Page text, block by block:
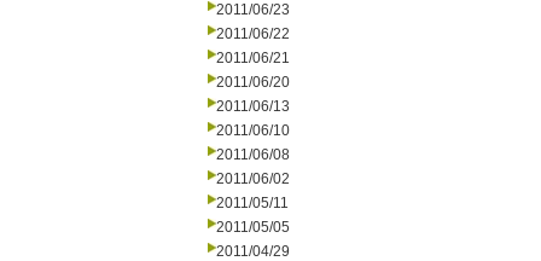
2011/06/23
2011/06/22
2011/06/21
2011/06/20
2011/06/13
2011/06/10
2011/06/08
2011/06/02
2011/05/11
2011/05/05
2011/04/29